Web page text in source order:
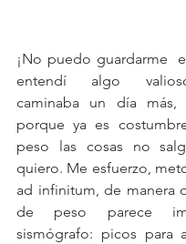
¡No puedo guardarme
entendí algo
caminaba un día más,
porque ya es
peso las cosas no
quiero. Me esfuerzo,
ad infinitum, de manera
de peso parece
sismógrafo: picos para